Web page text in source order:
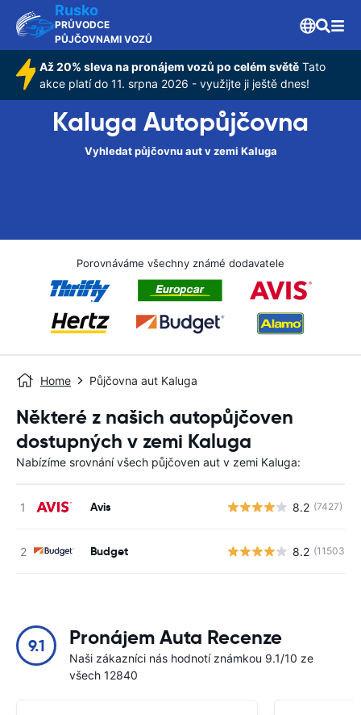
Rusko
PRŮVODCE
PŮJČOVNAMI VOZŮ
Až 20% sleva na pronájem vozů po celém světě Tato
akce platí do 11. srpna 2026 - využijte ji ještě dnes!
Kaluga Autopůjčovna
Vyhledat půjčovnu aut v zemi Kaluga
Porovnáváme všechny známé dodavatele
Home Půjčovna aut Kaluga
Některé z našich autopůjčoven
dostupných v zemi Kaluga
Nabízíme srovnání všech půjčoven aut v zemi Kaluga:
Avis 8.2 (7427)
Budget 8.2 (11503)
9.1 Pronájem Auta Recenze
Naši zákazníci nás hodnotí známkou 9.1/10 ze
všech 12840